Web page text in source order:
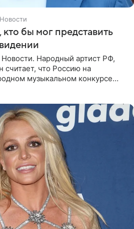
кто бы мог представить
Народный артист РФ,
что Россию на
музыкальном конкурсе